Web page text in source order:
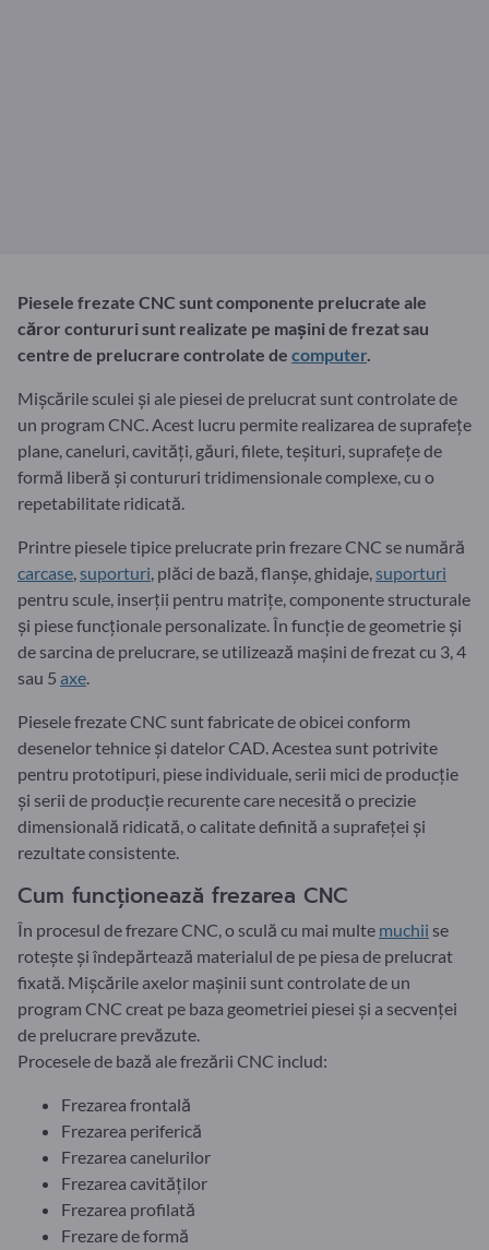
Piesele frezate CNC sunt componente prelucrate ale
căror contururi sunt realizate pe mașini de frezat sau
centre de prelucrare controlate de computer.
Mișcările sculei și ale piesei de prelucrat sunt controlate de
un program CNC. Acest lucru permite realizarea de suprafețe
plane, caneluri, cavități, găuri, filete, teșituri, suprafețe de
formă liberă și contururi tridimensionale complexe, cu o
repetabilitate ridicată.
Printre piesele tipice prelucrate prin frezare CNC se numără
carcase,suporturi, plăci de bază, flanșe, ghidaje,suporturi
pentru scule, inserții pentru matrițe, componente structurale
și piese funcționale personalizate. În funcție de geometrie și
de sarcina de prelucrare, se utilizează mașini de frezat cu 3, 4
sau 5 axe.
Piesele frezate CNC sunt fabricate de obicei conform
desenelor tehnice și datelor CAD. Acestea sunt potrivite
pentru prototipuri, piese individuale, serii mici de producție
și serii de producție recurente care necesită o precizie
dimensională ridicată, o calitate definită a suprafeței și
rezultate consistente.
Cum funcționează frezarea CNC
În procesul de frezare CNC, o sculă cu mai multe muchii se
rotește și îndepărtează materialul de pe piesa de prelucrat
fixată. Mișcările axelor mașinii sunt controlate de un
program CNC creat pe baza geometriei piesei și a secvenței
de prelucrare prevăzute.
Procesele de bază ale frezării CNC includ:
Frezarea frontală
Frezarea periferică
Frezarea canelurilor
Frezarea cavităților
Frezarea profilată
Frezare de formă